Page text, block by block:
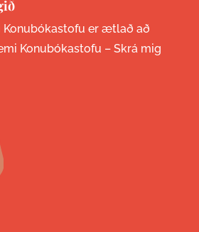
Konubókastofu er ætlað að
Konubókastofu – Skrá mig